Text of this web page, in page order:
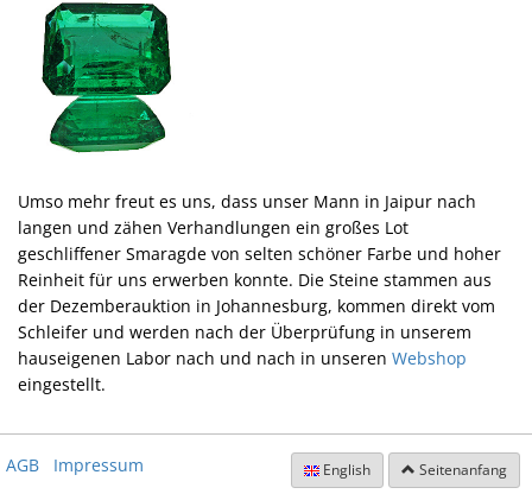
Umso mehr freut es uns, dass unser Mann in Jaipur nach
langen und zähen Verhandlungen ein großes Lot
geschliffener Smaragde von selten schöner Farbe und hoher
Reinheit für uns erwerben konnte. Die Steine stammen aus
der Dezemberauktion in Johannesburg, kommen direkt vom
Schleifer und werden nach der Überprüfung in unserem
hauseigenen Labor nach und nach in unseren Webshop
eingestellt.
AGB Impressum English Seitenanfang